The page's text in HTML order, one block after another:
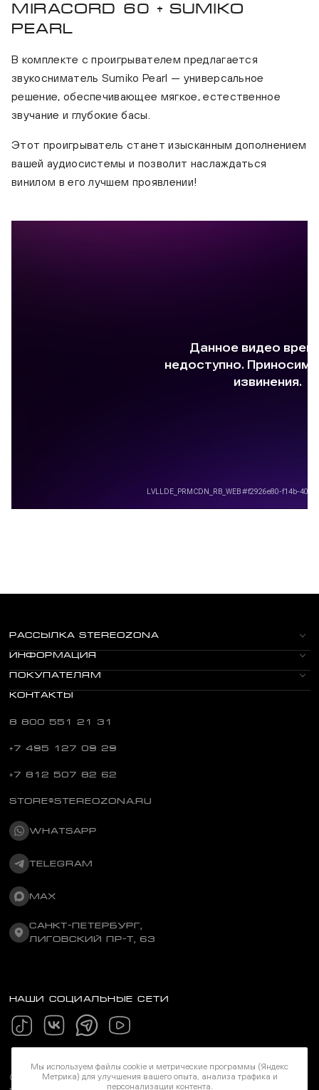
Miracord 60 + Sumiko
Pearl
В комплекте с проигрывателем предлагается
звукосниматель Sumiko Pearl — универсальное
решение, обеспечивающее мягкое, естественное
звучание и глубокие басы.
Этот проигрыватель станет изысканным дополнением
вашей аудиосистемы и позволит наслаждаться
винилом в его лучшем проявлении!
РАССЫЛКА STEREOZONA
ИНФОРМАЦИЯ
ПОКУПАТЕЛЯМ
КОНТАКТЫ
8 800 551 21 31
+7 495 127 09 29
+7 812 507 82 62
STORE@STEREOZONA.RU
WHATSAPP
TELEGRAM
MAX
САНКТ-ПЕТЕРБУРГ,
ЛИГОВСКИЙ ПР-Т, 63
НАШИ СОЦИАЛЬНЫЕ СЕТИ
©Stereozona 2026. Все права защищены
Мы используем файлы cookie и метрические программы (Яндекс
Метрика) для улучшения вашего опыта, анализа трафика и
персонализации контента.